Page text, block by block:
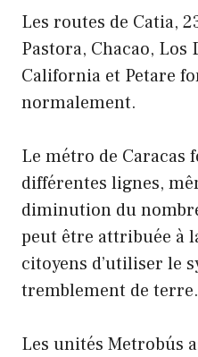
Les routes de Catia,
Pastora, Chacao, Los
California et Petare
normalement.
Le métro de Caracas
différentes lignes,
diminution du
peut être attribuée à
citoyens d’utiliser le
tremblement de terre.
Les unités Metrobús